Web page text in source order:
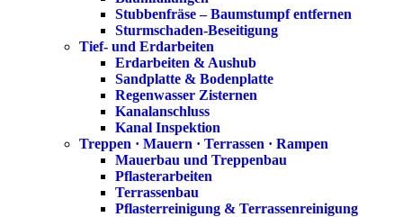
Stubbenfräse – Baumstumpf entfernen
Sturmschaden-Beseitigung
Tief- und Erdarbeiten
Erdarbeiten & Aushub
Sandplatte & Bodenplatte
Regenwasser Zisternen
Kanalanschluss
Kanal Inspektion
Treppen · Mauern · Terrassen · Rampen
Mauerbau und Treppenbau
Pflasterarbeiten
Terrassenbau
Pflasterreinigung & Terrassenreinigung